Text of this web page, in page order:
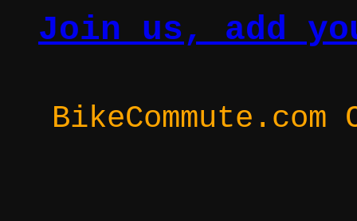
Join us, add